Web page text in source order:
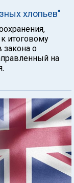
хлопьев"
итоговому
о
на